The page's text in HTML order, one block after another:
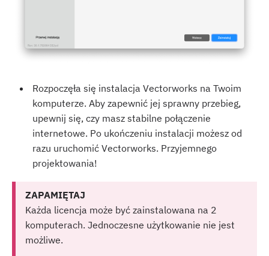
Rozpoczęła się instalacja Vectorworks na Twoim
komputerze. Aby zapewnić jej sprawny przebieg,
upewnij się, czy masz stabilne połączenie
internetowe. Po ukończeniu instalacji możesz od
razu uruchomić Vectorworks. Przyjemnego
projektowania!
ZAPAMIĘTAJ
Każda licencja może być zainstalowana na 2
komputerach. Jednoczesne użytkowanie nie jest
możliwe.